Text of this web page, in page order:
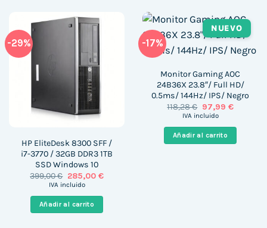
-29%
HP EliteDesk 8300 SFF /
i7-3770 / 32GB DDR3 1TB
SSD Windows 10
399,00€ El
precio
era:
399,00 €.
285,00 €El
es:
IVA incluido
Añadir al carrito
-17%
NUEVO
Monitor Gaming AOC
24B36X 23.8″/ Full HD/
0.5ms/ 144Hz/ IPS/ Negro
118,28€ El
precio
era:
118,28 €.
97,99 €El
es:
IVA incluido
Añadir al carrito